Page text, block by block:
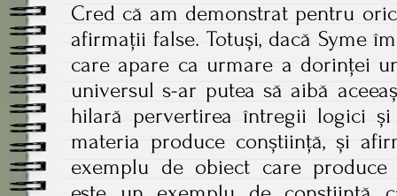
Cred că am demonstrat pentru
afirmații false. Totuși, dacă Syme
care apare ca urmare a dorinței
universul s-ar putea să aibă
hilară pervertirea întregii logici
materia produce conștiință, și
exemplu de obiect care produce